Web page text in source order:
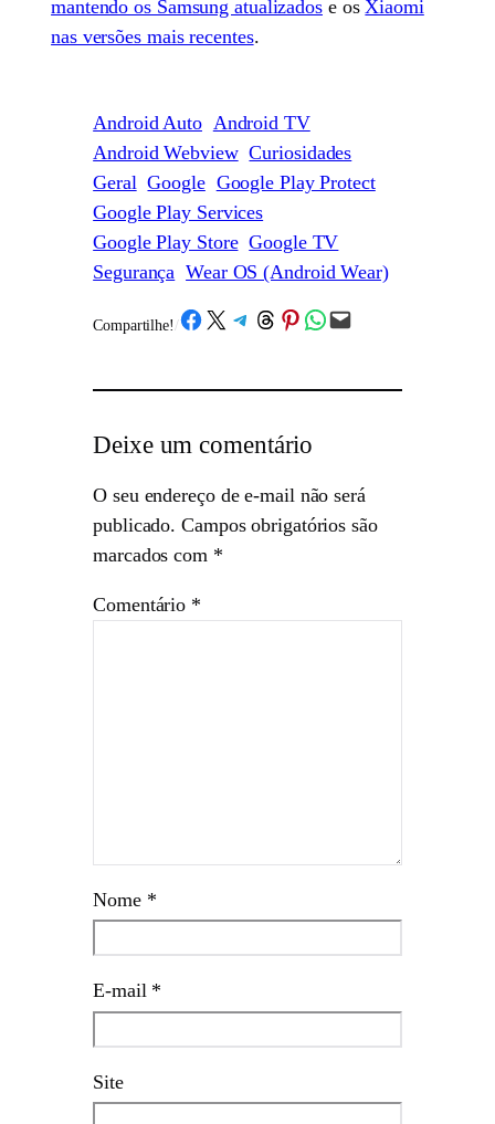
mantendo os Samsung atualizadose os Xiaomi
nas versões mais recentes.
Android Auto Android TV
Android Webview Curiosidades
Geral Google Google Play Protect
Google Play Services
Google Play Store Google TV
Segurança Wear OS (Android Wear)
Compartilhe! /Share on Facebook
Share on X Share on Telegram
Share on Threads
Share on Pinterest
Share on WhatsApp
Email this Page
Deixe um comentário
O seu endereço de e-mail não será
publicado. Campos obrigatórios são
marcados com *
Comentário *
Nome *
E-mail *
Site